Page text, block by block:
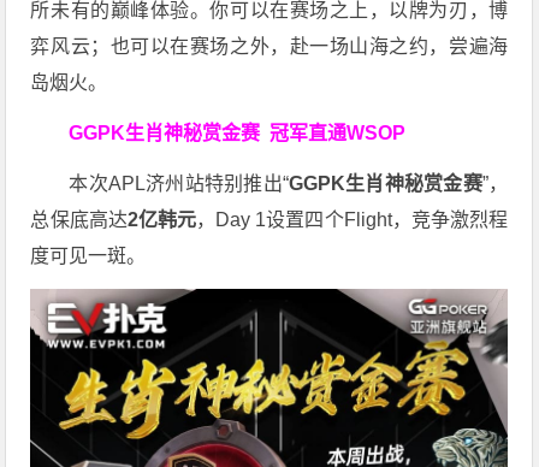
所未有的巅峰体验。你可以在赛场之上，以牌为刃，博
弈风云；也可以在赛场之外，赴一场山海之约，尝遍海
岛烟火。
GGPK生肖神秘赏金赛冠军直通WSOP
本次APL济州站特别推出“GGPK生肖神秘赏金赛”，
总保底高达2亿韩元，Day 1设置四个Flight，竞争激烈程
度可见一斑。